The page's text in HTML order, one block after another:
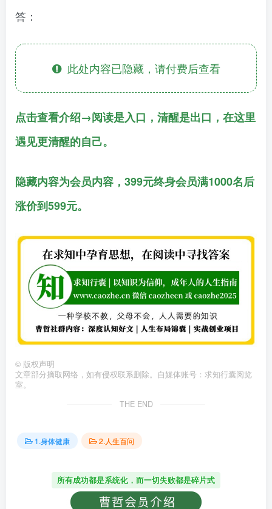
答：
此处内容已隐藏，请付费后查看
点击查看介绍→阅读是入口，清醒是出口，在这里
遇见更清醒的自己。
隐藏内容为会员内容，399元终身会员满1000名后
涨价到599元。
© 版权声明
文章部分摘取网络，如有侵权联系删除。自媒体账号：求知行囊阅览
室。
THE END
1.身体健康 2.人生百问
所有成功都是系统化，而一切失败都是碎片式